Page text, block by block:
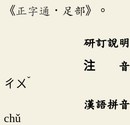
《 正字通 ．足部》。
研訂說明
注 音
ㄔㄨˇ
漢語拼音
chǔ